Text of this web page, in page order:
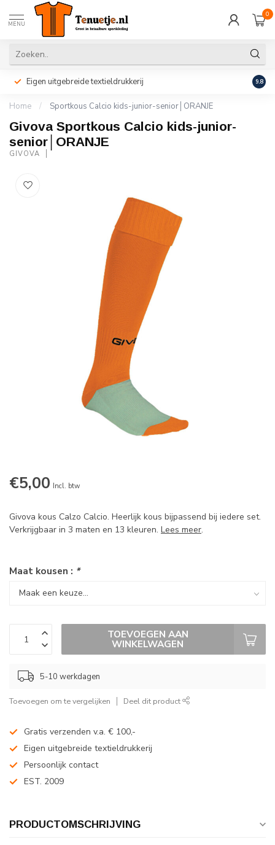
MENU
0
Eigen uitgebreide textieldrukkerij 9.8
Home / Sportkous Calcio kids-junior-senior│ORANJE
Givova Sportkous Calcio kids-junior-
senior│ORANJE
GIVOVA
€5,00 Incl. btw
Givova kous Calzo Calcio. Heerlijk kous bijpassend bij iedere set.
Verkrijgbaar in 3 maten en 13 kleuren. Lees meer.
Maat kousen : *
TOEVOEGEN AAN
WINKELWAGEN
5-10 werkdagen
Toevoegen om te vergelijken Deel dit product
Gratis verzenden v.a. € 100,-
Eigen uitgebreide textieldrukkerij
Persoonlijk contact
EST. 2009
PRODUCTOMSCHRIJVING